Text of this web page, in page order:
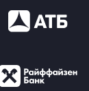
заявку
в АТБ Банк